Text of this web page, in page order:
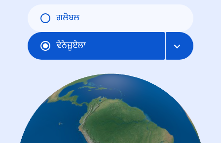
ਗਲੋਬਲ
ਵੇਨੇਜ਼ੂਏਲਾ